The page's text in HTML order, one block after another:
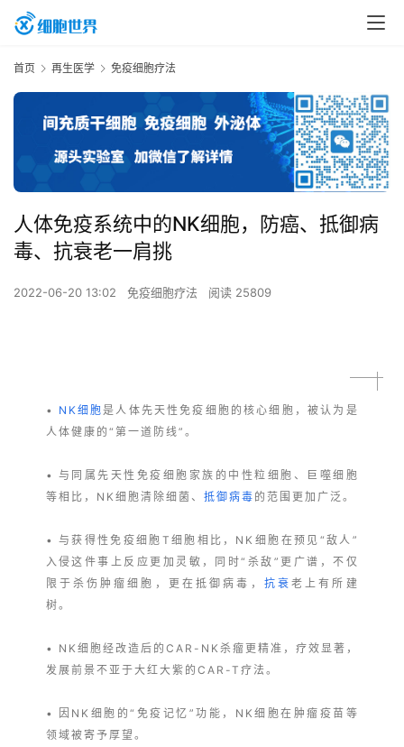
首页 再生医学 免疫细胞疗法
人体免疫系统中的NK细胞，防癌、抵御病
毒、抗衰老一肩挑
2022-06-20 13:02 免疫细胞疗法 阅读 25809
• NK细胞是人体先天性免疫细胞的核心细胞，被认为是
人体健康的“第一道防线”。
• 与同属先天性免疫细胞家族的中性粒细胞、巨噬细胞
等相比，NK细胞清除细菌、 抵御病毒 的范围更加广泛。
• 与获得性免疫细胞T细胞相比，NK细胞在预见“敌人”
入侵这件事上反应更加灵敏，同时“杀敌”更广谱，不仅
限于杀伤肿瘤细胞，更在抵御病毒， 抗衰 老上有所建
树。
• NK细胞经改造后的CAR-NK杀瘤更精准，疗效显著，
发展前景不亚于大红大紫的CAR-T疗法。
• 因NK细胞的“免疫记忆”功能，NK细胞在肿瘤疫苗等
领域被寄予厚望。